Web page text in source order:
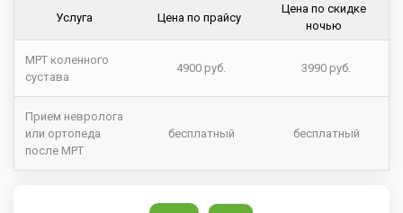
Услуга Цена по прайсу
Цена по скидке
ночью
МРТ коленного
сустава
4900 руб. 3990 руб.
Прием невролога
или ортопеда
после МРТ
бесплатный бесплатный